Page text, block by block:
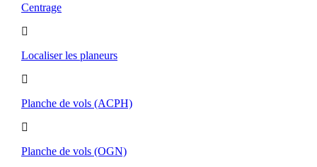
Centrage
Localiser les planeurs
Planche de vols (ACPH)
Planche de vols (OGN)